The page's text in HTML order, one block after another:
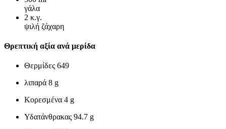
γάλα
2 κ.γ.
ψιλή ζάχαρη
Θρεπτική αξία ανά μερίδα
Θερμίδες 649
λιπαρά 8 g
Κορεσμένα 4 g
Υδατάνθρακας 94.7 g